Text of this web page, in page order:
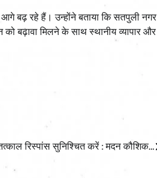
बढ़ रहे हैं। उन्होंने बताया कि सतपुली नगर
बढ़ावा मिलने के साथ स्थानीय व्यापार और
रिस्पांस सुनिश्चित करें : मदन कौशिक…